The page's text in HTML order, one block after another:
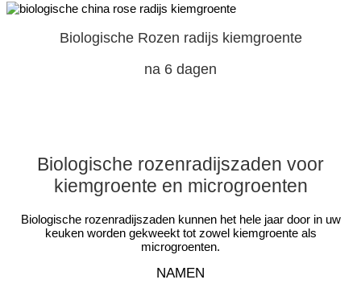
Biologische Rozen radijs kiemgroente
na 6 dagen
Biologische rozenradijszaden voor
kiemgroente en microgroenten
Biologische rozenradijszaden kunnen het hele jaar door in uw
keuken worden gekweekt tot zowel kiemgroente als
microgroenten.
NAMEN